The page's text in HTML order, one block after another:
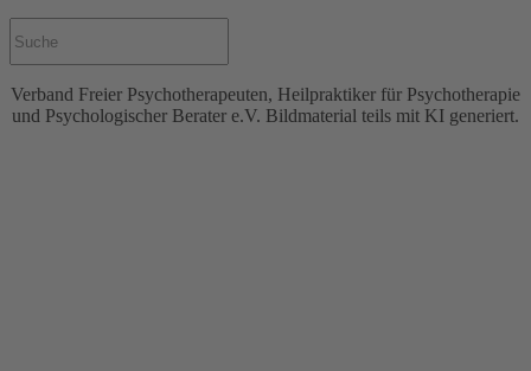
Verband Freier Psychotherapeuten, Heilpraktiker für Psychotherapie
und Psychologischer Berater e.V. Bildmaterial teils mit KI generiert.